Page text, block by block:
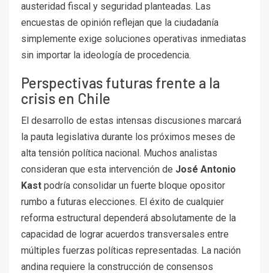
austeridad fiscal y seguridad planteadas. Las
encuestas de opinión reflejan que la ciudadanía
simplemente exige soluciones operativas inmediatas
sin importar la ideología de procedencia.
Perspectivas futuras frente a la
crisis en Chile
El desarrollo de estas intensas discusiones marcará
la pauta legislativa durante los próximos meses de
alta tensión política nacional. Muchos analistas
consideran que esta intervención de José Antonio
Kast podría consolidar un fuerte bloque opositor
rumbo a futuras elecciones. El éxito de cualquier
reforma estructural dependerá absolutamente de la
capacidad de lograr acuerdos transversales entre
múltiples fuerzas políticas representadas. La nación
andina requiere la construcción de consensos